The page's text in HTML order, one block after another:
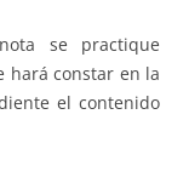
se practique
hará constar en la
el contenido